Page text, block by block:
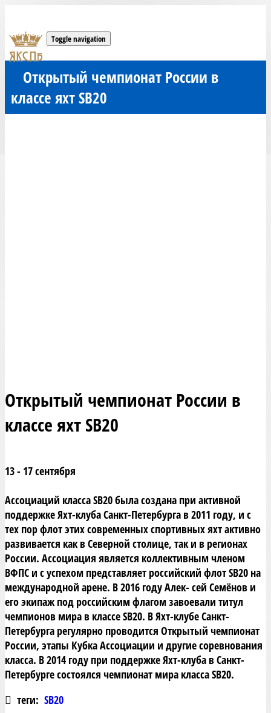
Toggle navigation
Открытый чемпионат России в
классе яхт SB20
Открытый чемпионат России в
классе яхт SB20
13 - 17 сентября
Ассоциаций класса SB20 была создана при активной
поддержке Яхт-клуба Санкт-Петербурга в 2011 году, и с
тех пор флот этих современных спортивных яхт активно
развивается как в Северной столице, так и в регионах
России. Ассоциация является коллективным членом
ВФПС и с успехом представляет российский флот SB20 на
международной арене. В 2016 году Алек- сей Семёнов и
его экипаж под российским флагом завоевали титул
чемпионов мира в классе SB20. В Яхт-клубе Санкт-
Петербурга регулярно проводится Открытый чемпионат
России, этапы Кубка Ассоциации и другие соревнования
класса. В 2014 году при поддержке Яхт-клуба в Санкт-
Петербурге состоялся чемпионат мира класса SB20.
теги: SB20